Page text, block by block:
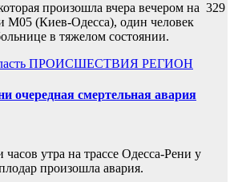
произошла вчера вечером на 329
М05 (Киев-Одесса), один человек
в тяжелом состоянии.
ПРОИСШЕСТВИЯ РЕГИОН
очередная смертельная авария
утра на трассе Одесса-Рени у
произошла авария.